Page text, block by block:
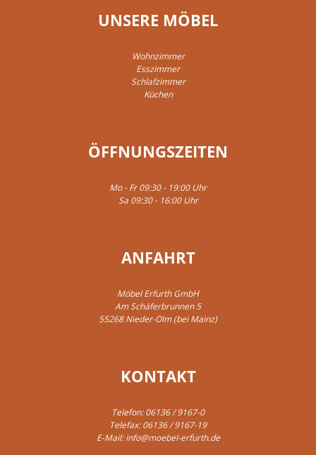
UNSERE MÖBEL
Wohnzimmer
Esszimmer
Schlafzimmer
Küchen
ÖFFNUNGSZEITEN
Mo - Fr 09:30 - 19:00 Uhr
Sa 09:30 - 16:00 Uhr
ANFAHRT
Möbel Erfurth GmbH
Am Schäferbrunnen 5
55268 Nieder-Olm (bei Mainz)
KONTAKT
Telefon:06136 / 9167-0
Telefax: 06136 / 9167-19
E-Mail:info@moebel-erfurth.de